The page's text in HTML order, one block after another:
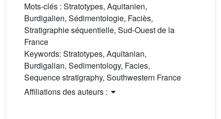
Mots-clés : Stratotypes, Aquitanien,
Burdigalien, Sédimentologie, Faciès,
Stratigraphie séquentielle, Sud-Ouest de la
France
Keywords: Stratotypes, Aquitanian,
Burdigalian, Sedimentology, Facies,
Sequence stratigraphy, Southwestern France
Affiliations des auteurs :